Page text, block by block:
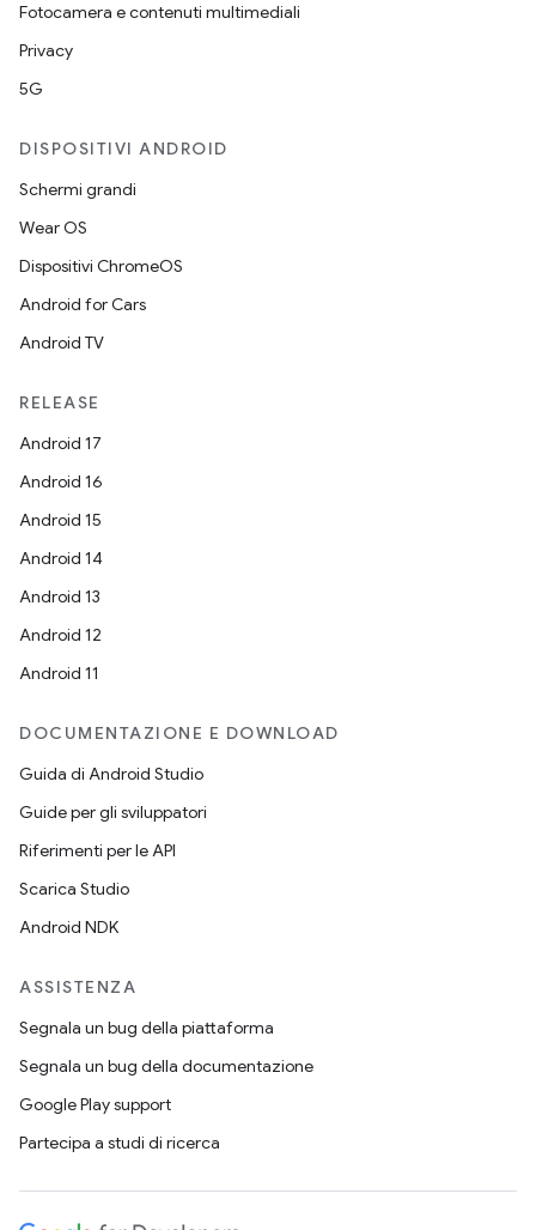
Fotocamera e contenuti multimediali
Privacy
5G
DISPOSITIVI ANDROID
Schermi grandi
Wear OS
Dispositivi ChromeOS
Android for Cars
Android TV
RELEASE
Android 17
Android 16
Android 15
Android 14
Android 13
Android 12
Android 11
DOCUMENTAZIONE E DOWNLOAD
Guida di Android Studio
Guide per gli sviluppatori
Riferimenti per le API
Scarica Studio
Android NDK
ASSISTENZA
Segnala un bug della piattaforma
Segnala un bug della documentazione
Google Play support
Partecipa a studi di ricerca